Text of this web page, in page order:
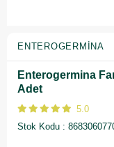
ENTEROGERMINA
Enterogermina
Adet
5.0
Stok Kodu